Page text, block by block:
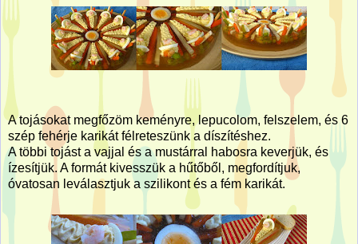
A tojásokat megfőzöm keményre, lepucolom, felszelem, és 6
szép fehérje karikát félreteszünk a díszítéshez.
A többi tojást a vajjal és a mustárral habosra keverjük, és
ízesítjük. A formát kivesszük a hűtőből, megfordítjuk,
óvatosan leválasztjuk a szilikont és a fém karikát.